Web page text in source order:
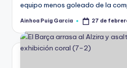
equipo menos goleado de la
Ainhoa Puig Garcia 27 de